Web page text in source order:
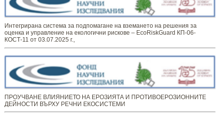
Интегрирана система за подпомагане на вземането на решения за
оценка и управление на екологични рискове – EcoRiskGuard КП-06-
КОСТ-11 от 03.07.2025 г.,
ПРОУЧВАНЕ ВЛИЯНИЕТО НА ЕРОЗИЯТА И ПРОТИВОЕРОЗИОННИТЕ
ДЕЙНОСТИ ВЪРХУ РЕЧНИ ЕКОСИСТЕМИ